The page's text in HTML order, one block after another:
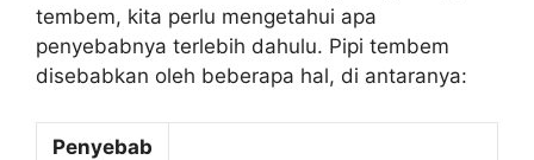
tembem, kita perlu mengetahui apa
penyebabnya terlebih dahulu. Pipi tembem
disebabkan oleh beberapa hal, di antaranya:
Penyebab